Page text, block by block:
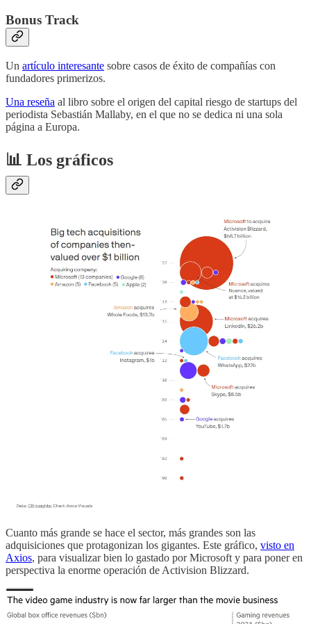
Bonus Track
Un artículo interesante sobre casos de éxito de compañías con
fundadores primerizos.
Una reseña al libro sobre el origen del capital riesgo de startups del
periodista Sebastián Mallaby, en el que no se dedica ni una sola
página a Europa.
📊 Los gráficos
Cuanto más grande se hace el sector, más grandes son las
adquisiciones que protagonizan los gigantes. Este gráfico, visto en
Axios, para visualizar bien lo gastado por Microsoft y para poner en
perspectiva la enorme operación de Activision Blizzard.